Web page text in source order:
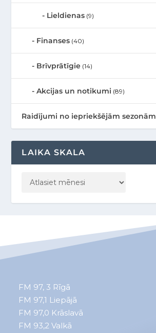
Lieldienas (9)
Finanses (40)
Brīvprātīgie (14)
Akcijas un notikumi (89)
Raidījumi no iepriekšējām sezonām
LAIKA SKALA
FM 97, 3 Rīgā
FM 97,1 Liepājā
FM 97,0 Krāslavā
FM 93,2 Valkā